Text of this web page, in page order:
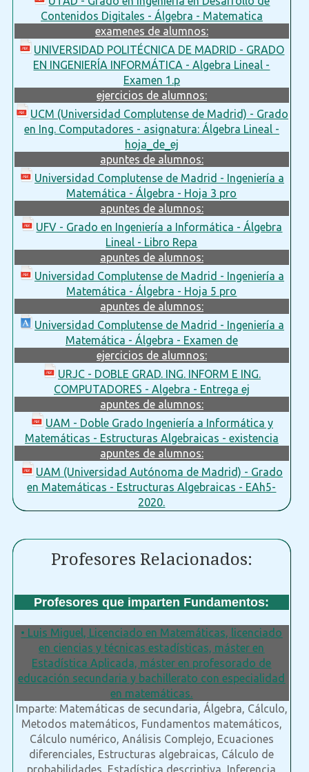
Contenidos Digitales - Álgebra - Matematica
examenes de alumnos:
UNIVERSIDAD POLITÉCNICA DE MADRID - GRADO
EN INGENIERÍA INFORMÁTICA - Algebra Lineal -
Examen 1.p
ejercicios de alumnos:
UCM (Universidad Complutense de Madrid) - Grado
en Ing. Computadores - asignatura: Álgebra Lineal -
hoja_de_ej
apuntes de alumnos:
Universidad Complutense de Madrid - Ingeniería a
Matemática - Álgebra - Hoja 3 pro
apuntes de alumnos:
UFV - Grado en Ingeniería a Informática - Álgebra
Lineal - Libro Repa
apuntes de alumnos:
Universidad Complutense de Madrid - Ingeniería a
Matemática - Álgebra - Hoja 5 pro
apuntes de alumnos:
Universidad Complutense de Madrid - Ingeniería a
Matemática - Álgebra - Examen de
ejercicios de alumnos:
URJC - DOBLE GRAD. ING. INFORM E ING.
COMPUTADORES - Algebra - Entrega ej
apuntes de alumnos:
UAM - Doble Grado Ingeniería a Informática y
Matemáticas - Estructuras Algebraicas - existencia
apuntes de alumnos:
UAM (Universidad Autónoma de Madrid) - Grado
en Matemáticas - Estructuras Algebraicas - EAh5-
2020.
Profesores Relacionados:
Profesores que imparten Fundamentos:
• Luis Miguel, Licenciado en Matemáticas, licenciado
en ciencias y técnicas estadísticas, máster en
Estadística Aplicada, máster en profesorado de
educación secundaria y bachillerato con especialidad
en matemáticas.
Imparte: Matemáticas de secundaria, Álgebra, Cálculo,
Metodos matemáticos, Fundamentos matemáticos,
Cálculo numérico, Análisis Complejo, Ecuaciones
diferenciales, Estructuras algebraicas, Cálculo de
probabilidades, Estadística descriptiva, Inferencia